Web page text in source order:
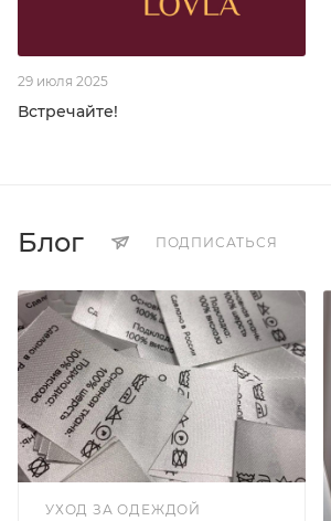
29 июля 2025
Встречайте!
Блог ПОДПИСАТЬСЯ
УХОД ЗА ОДЕЖДОЙ